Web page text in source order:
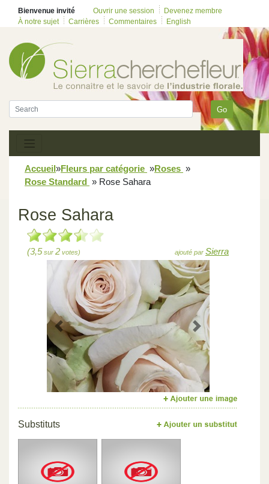
Bienvenue invité Ouvrir une session
Devenez membre
À notre sujet
Carrières Commentaires English
Go
Accueil»Fleurs par catégorie »Roses »
Rose Standard » Rose Sahara
Rose Sahara
(3,5 sur 2 votes) ajouté par Sierra
Previous Next
Substituts